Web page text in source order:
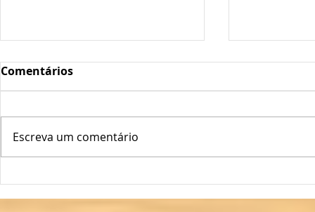
Oscilações Térmicas
Podem "Abrir a Porta" ao
Plantas
Longe!
Comentários
Escreva um comentário